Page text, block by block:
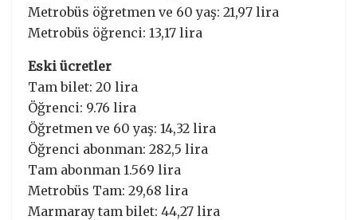
Metrobüs öğretmen ve 60 yaş: 21,97 lira
Metrobüs öğrenci: 13,17 lira
Eski ücretler
Tam bilet: 20 lira
Öğrenci: 9.76 lira
Öğretmen ve 60 yaş: 14,32 lira
Öğrenci abonman: 282,5 lira
Tam abonman 1.569 lira
Metrobüs Tam: 29,68 lira
Marmaray tam bilet: 44,27 lira